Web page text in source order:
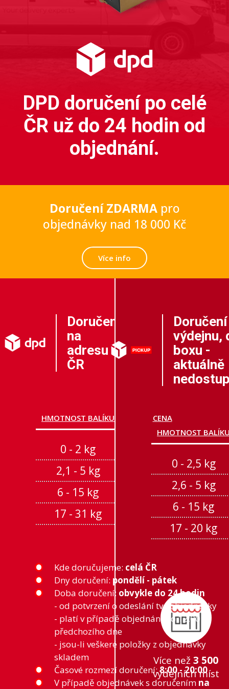
DPD doručení po celé
ČR už do 24 hodin od
objednání.
Doručení ZDARMApro
objednávky nad 18 000 Kč
Více info
Doručení
na
adresu v
ČR
HMOTNOST BALÍKU CENA
0 - 2 kg
99 Kč
2,1 - 5 kg
179 Kč
6 - 15 kg
179 Kč
17 - 31 kg
249 Kč
Kde doručujeme: celá ČR
Dny doručení: pondělí - pátek
Doba doručení: obvykle do 24 hodin
- od potvrzení o odeslání tvé objednávky
- platí v případě objednání do 12:00
předchozího dne
- jsou-li veškeré položky z objednávky
skladem
Časové rozmezí doručení:8:00 - 20:00
V případě objednávek s doručením na
výdejnu,
boxu -
aktuálně
HMOTNOST
0 - 2,5 kg
2,6 - 5 kg
6 - 15 kg
17 - 20 kg
Více než3 500
výdejních míst